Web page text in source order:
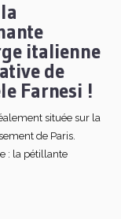
italienne
de
Farnesi !
située sur la
de Paris.
: la pétillante